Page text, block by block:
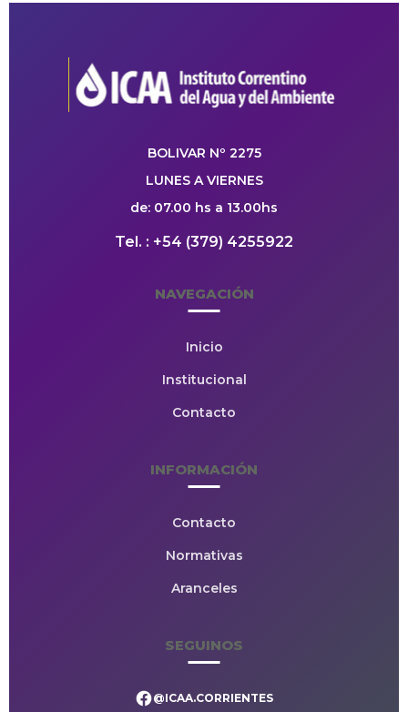
BOLIVAR Nº 2275
LUNES A VIERNES
de: 07.00 hs a 13.00hs
Tel. : +54 (379) 4255922
NAVEGACIÓN
Inicio
Institucional
Contacto
INFORMACIÓN
Contacto
Normativas
Aranceles
SEGUINOS
@ICAA.CORRIENTES